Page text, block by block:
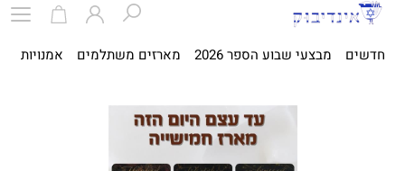
חדשים מבצעי שבוע הספר 2026 מארזים משתלמים אמנויות